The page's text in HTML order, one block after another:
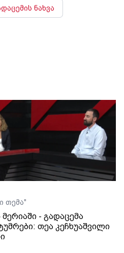
ნახვა
თემა"
- გადაცემა
თეა კეჩხუაშვილი